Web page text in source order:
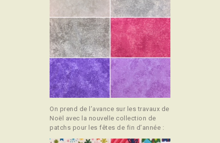
On prend de l’avance sur les travaux de
Noël avec la nouvelle collection de
patchs pour les fêtes de fin d’année :